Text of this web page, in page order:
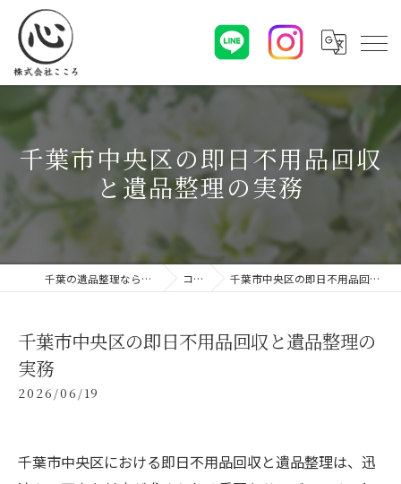
千葉市中央区の即日不用品回収
と遺品整理の実務
千葉の遺品整理なら株式会社こころ コラム 千葉市中央区の即日不用品回収と遺品整理の実務
千葉市中央区の即日不用品回収と遺品整理の
実務
2026/06/19
千葉市中央区における即日不用品回収と遺品整理は、迅